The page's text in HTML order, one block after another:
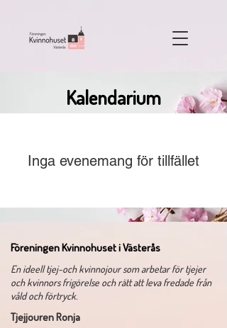
Kalendarium
Inga evenemang för tillfället
Föreningen Kvinnohuset i Västerås
​En ideell tjej-och kvinnojour som arbetar för tjejer
och kvinnors frigörelse och rätt att leva fredade från
våld och förtryck.
Tjejjouren Ronja